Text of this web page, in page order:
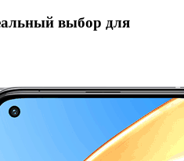
выбор для